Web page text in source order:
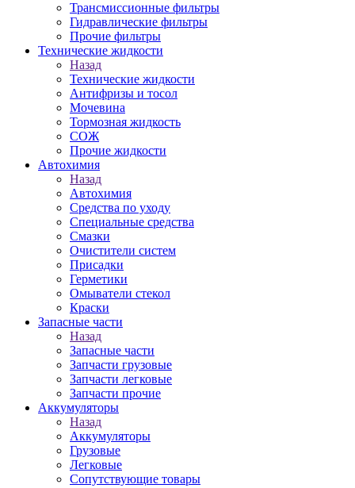
Трансмиссионные фильтры
Гидравлические фильтры
Прочие фильтры
Технические жидкости
Назад
Технические жидкости
Антифризы и тосол
Мочевина
Тормозная жидкость
СОЖ
Прочие жидкости
Автохимия
Назад
Автохимия
Средства по уходу
Специальные средства
Смазки
Очистители систем
Присадки
Герметики
Омыватели стекол
Краски
Запасные части
Назад
Запасные части
Запчасти грузовые
Запчасти легковые
Запчасти прочие
Аккумуляторы
Назад
Аккумуляторы
Грузовые
Легковые
Сопутствующие товары